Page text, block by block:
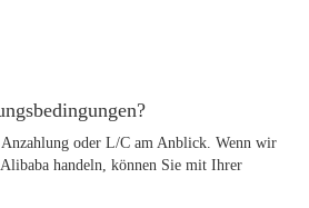
oder L/C am Anblick. Wenn wir
handeln, können Sie mit Ihrer